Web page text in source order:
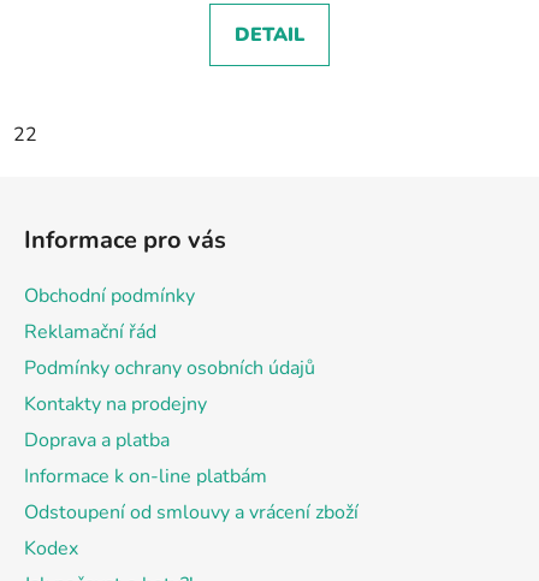
DETAIL
22
Informace pro vás
Obchodní podmínky
Reklamační řád
Podmínky ochrany osobních údajů
Kontakty na prodejny
Doprava a platba
Informace k on-line platbám
Odstoupení od smlouvy a vrácení zboží
Kodex